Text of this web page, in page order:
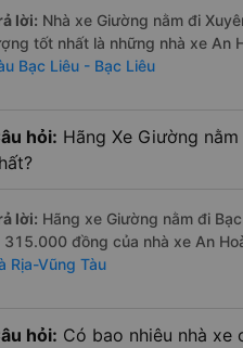
lời: Nhà xe Giường nằm đi
tốt nhất là những nhà xe An
Bạc Liêu - Bạc Liêu
hỏi: Hãng Xe Giường
lời: Hãng xe Giường nằm đi
315.000 đồng của nhà xe An
Rịa-Vũng Tàu
hỏi: Có bao nhiêu nhà xe